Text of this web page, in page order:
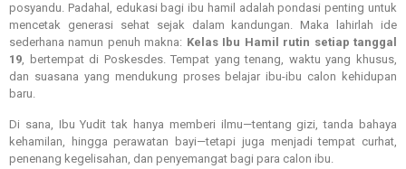
posyandu. Padahal, edukasi bagi ibu hamil adalah pondasi penting untuk
mencetak generasi sehat sejak dalam kandungan. Maka lahirlah ide
sederhana namun penuh makna: Kelas Ibu Hamil rutin setiap tanggal
19, bertempat di Poskesdes. Tempat yang tenang, waktu yang khusus,
dan suasana yang mendukung proses belajar ibu-ibu calon kehidupan
baru.
Di sana, Ibu Yudit tak hanya memberi ilmu—tentang gizi, tanda bahaya
kehamilan, hingga perawatan bayi—tetapi juga menjadi tempat curhat,
penenang kegelisahan, dan penyemangat bagi para calon ibu.